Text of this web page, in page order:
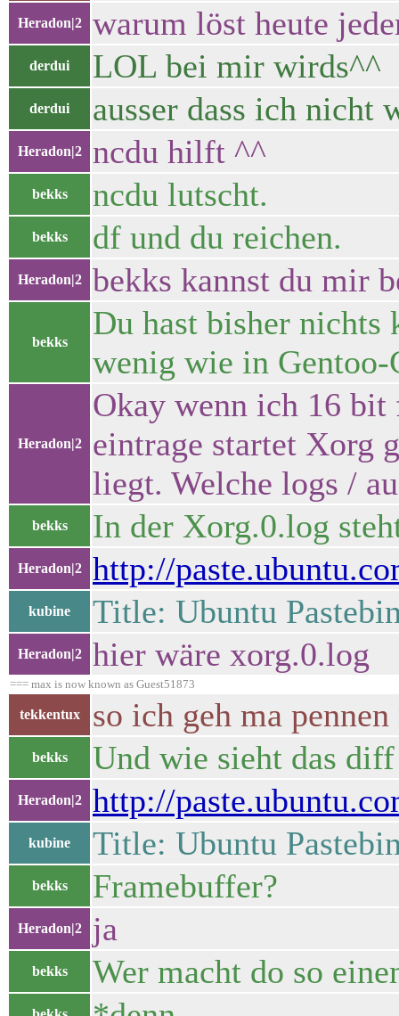
Heradon|2 warum löst heute
derdui LOL bei mir wirds^^
derdui ausser dass ich nicht
Heradon|2 ncdu hilft ^^
bekks ncdu lutscht.
bekks df und du reichen.
Heradon|2 bekks kannst du mir
bekks
Du hast bisher nichts
wenig wie in Gentoo-
Heradon|2
Okay wenn ich 16
eintrage startet Xorg
liegt. Welche logs /
bekks In der Xorg.0.log
Heradon|2 http://
kubine Title: Ubuntu
Heradon|2 hier wäre xorg.0.log
=== max is now known as Guest51873
tekkentux so ich geh ma
bekks Und wie sieht das
Heradon|2 http://
kubine Title: Ubuntu
bekks Framebuffer?
Heradon|2 ja
bekks Wer macht do so